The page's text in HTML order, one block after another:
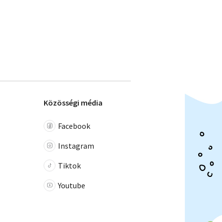
Közösségi média
Facebook
Instagram
Tiktok
Youtube